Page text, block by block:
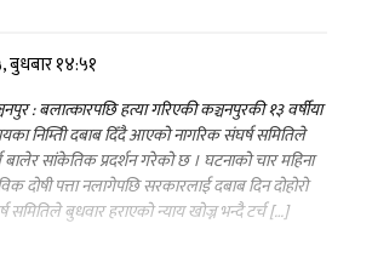
बुधबार १४:५१
: बलात्कारपछि हत्या गरिएकी कञ्चनपुरकी १३ वर्षीया
निम्तिी दबाब दिँदै आएको नागरिक संघर्ष समितिले
बालेर सांकेतिक प्रदर्शन गरेको छ । घटनाको चार महिना
दोषी पत्ता नलागेपछि सरकारलाई दबाब दिन दोहोरो
बुधवार हराएको न्याय खोज्न भन्दै टर्च […]